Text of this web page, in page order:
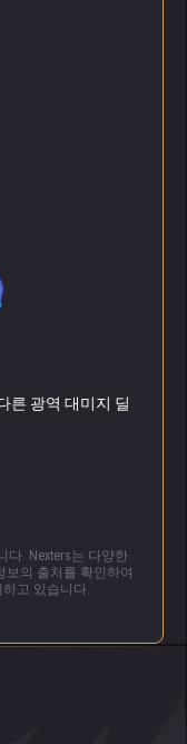
른 광역 대미지 딜
다. Nexters는 다양한
의 출처를 확인하여
고 있습니다.